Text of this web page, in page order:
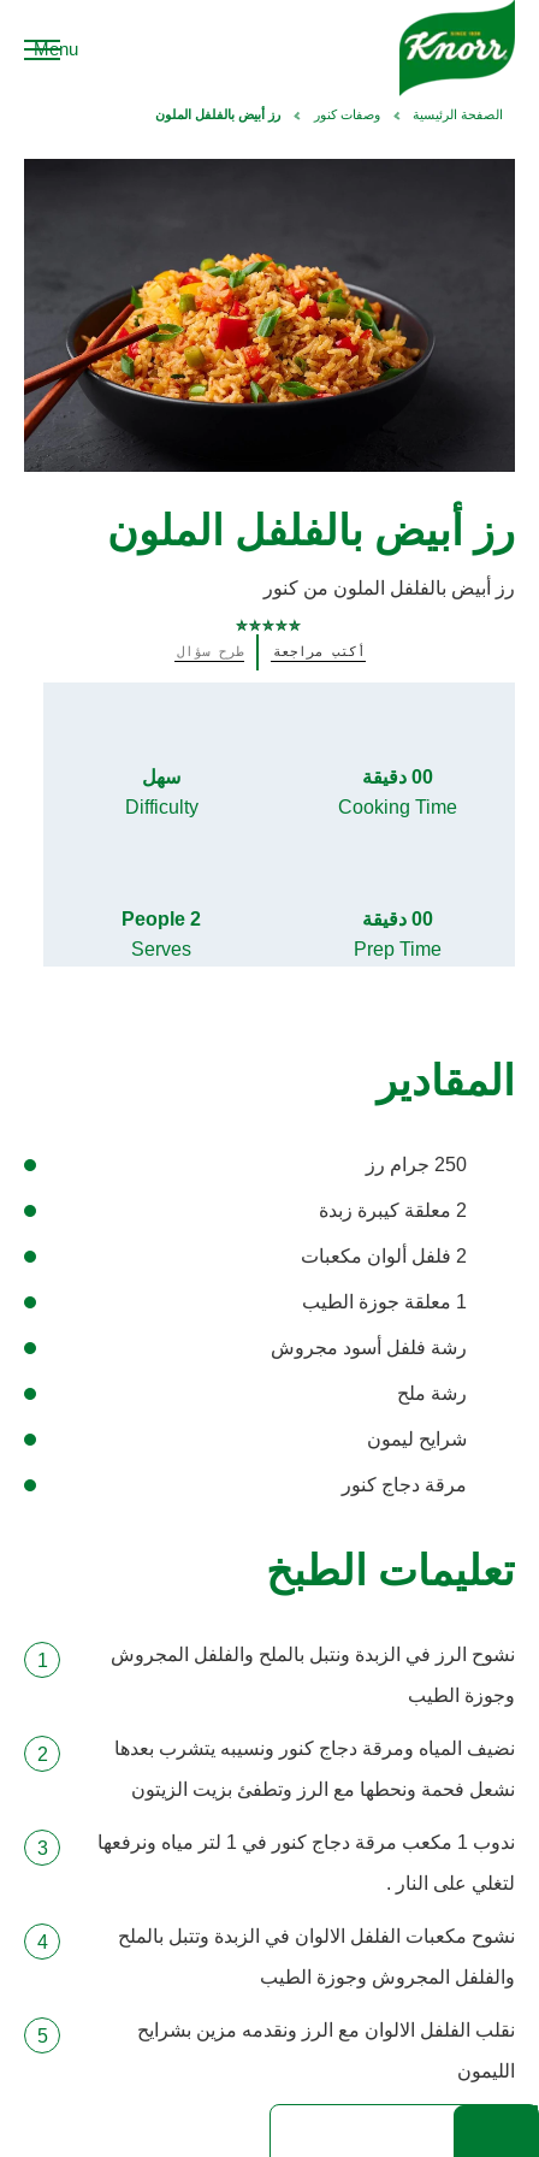
Menu
الصفحة الرئيسية وصفات كنور رز أبيض بالفلفل الملون
رز أبيض بالفلفل الملون
رز أبيض بالفلفل الملون من كنور
يتم
أكتب مراجعة طرح سؤال
00 دقيقة
Cooking Time
سهل
Difficulty
00 دقيقة
Prep Time
2 People
Serves
المقادير
250 جرام رز
2 معلقة كيبرة زبدة
2 فلفل ألوان مكعبات
1 معلقة جوزة الطيب
رشة فلفل أسود مجروش
رشة ملح
شرايح ليمون
مرقة دجاج كنور
تعليمات الطبخ
نشوح الرز في الزبدة ونتبل بالملح والفلفل المجروش
وجوزة الطيب
نضيف المياه ومرقة دجاج كنور ونسيبه يتشرب بعدها
نشعل فحمة ونحطها مع الرز وتطفئ بزيت الزيتون
ندوب 1 مكعب مرقة دجاج كنور في 1 لتر مياه ونرفعها
لتغلي على النار .
نشوح مكعبات الفلفل الالوان في الزبدة وتتبل بالملح
والفلفل المجروش وجوزة الطيب
نقلب الفلفل الالوان مع الرز ونقدمه مزين بشرايح
الليمون